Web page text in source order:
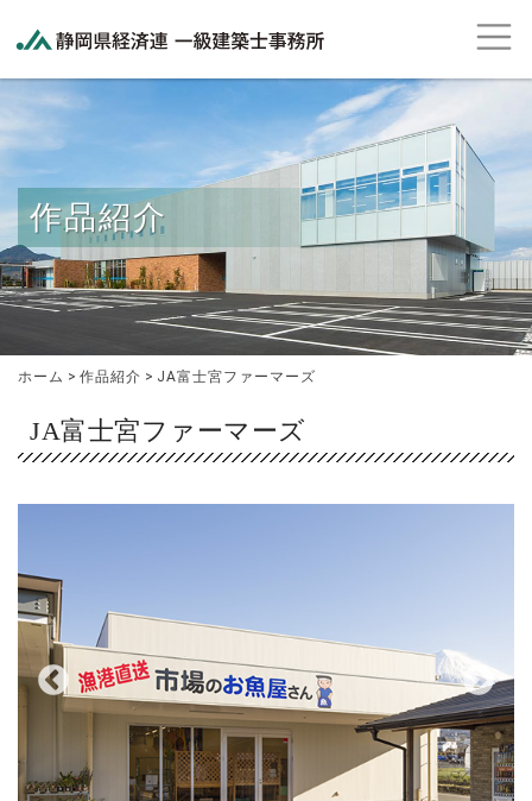
作品紹介
ホーム > 作品紹介 > JA富士宮ファーマーズ
JA富士宮ファーマーズ